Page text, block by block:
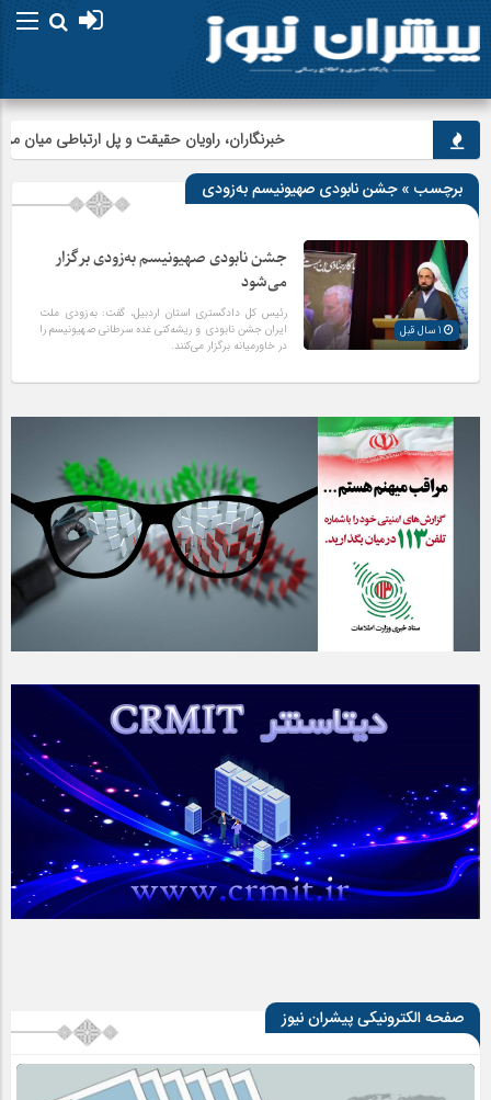
خبرنگاران، راویان حقیقت و پل ارتباطی میان
برچسب » جشن نابودی صهیونیسم به‌زودی
جشن نابودی صهیونیسم به‌زودی برگزار
می‌شود
رئیس کل دادگستری استان اردبیل، گفت: به‌زودی ملت
ایران جشن نابودی و ریشه‌کنی غده سرطانی صهیونیسم را
در خاورمیانه برگزار می‌کنند.
صفحه الکترونیکی پیشران نیوز